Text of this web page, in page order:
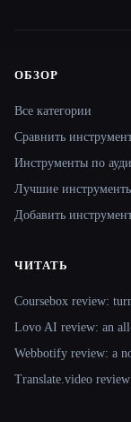
Site
ОБЗОР
Все категории
Сравнить
Инструменты по
Лучшие
Добавить
ЧИТАТЬ
Coursebox review:
Lovo AI review: an
Webbotify review: a
Translate.video